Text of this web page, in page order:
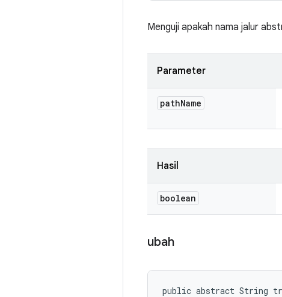
Menguji apakah nama jalur
Parameter
pathName
Hasil
boolean
ubah
public abstract String